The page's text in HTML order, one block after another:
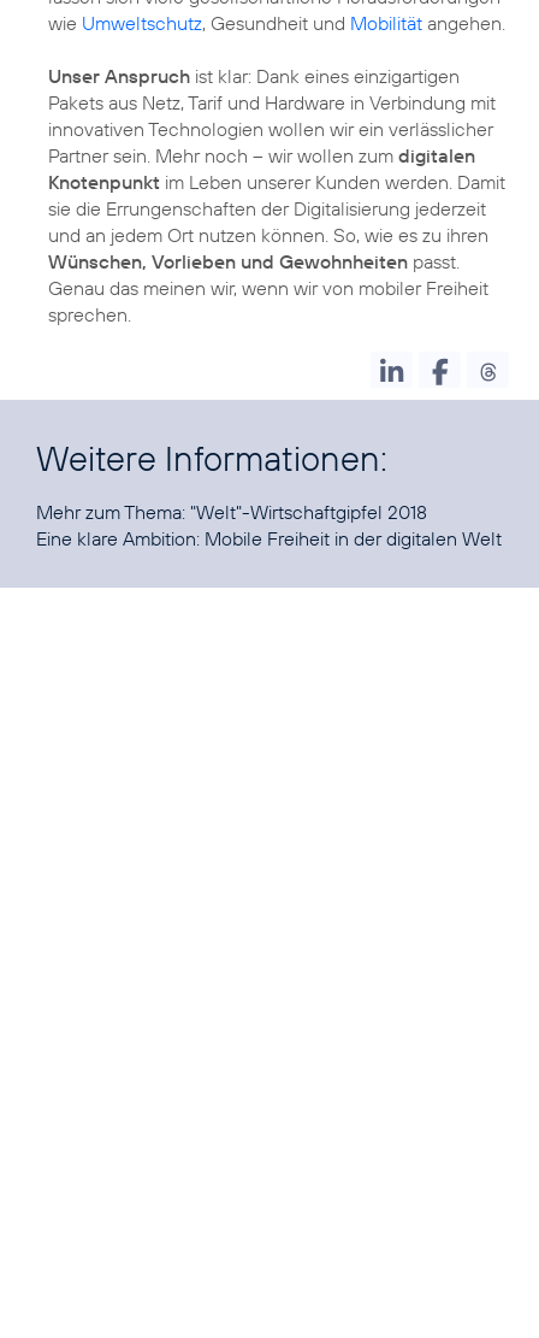
wie Umweltschutz, Gesundheit und Mobilität angehen.
Unser Anspruch ist klar: Dank eines einzigartigen
Pakets aus Netz, Tarif und Hardware in Verbindung mit
innovativen Technologien wollen wir ein verlässlicher
Partner sein. Mehr noch – wir wollen zum digitalen
Knotenpunkt im Leben unserer Kunden werden. Damit
sie die Errungenschaften der Digitalisierung jederzeit
und an jedem Ort nutzen können. So, wie es zu ihren
Wünschen, Vorlieben und Gewohnheiten passt.
Genau das meinen wir, wenn wir von mobiler Freiheit
sprechen.
Weitere Informationen:
Mehr zum Thema: "Welt"-Wirtschaftgipfel 2018
Eine klare Ambition: Mobile Freiheit in der digitalen Welt